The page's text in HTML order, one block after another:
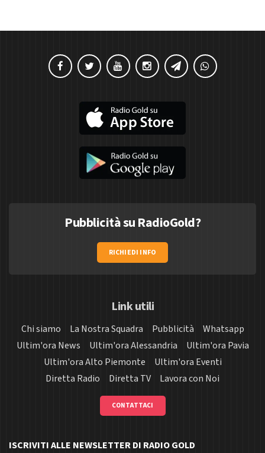
Pubblicità su RadioGold?
RICHIEDI INFO
Link utili
Chi siamo La Nostra Squadra Pubblicità
Whatsapp
Ultim'ora News
Ultim'ora Alessandria
Ultim'ora Pavia
Ultim'ora Alto Piemonte
Ultim'ora Eventi
Diretta Radio
Diretta TV Lavora con Noi
CONTATTACI
ISCRIVITI ALLE NEWSLETTER DI RADIO GOLD